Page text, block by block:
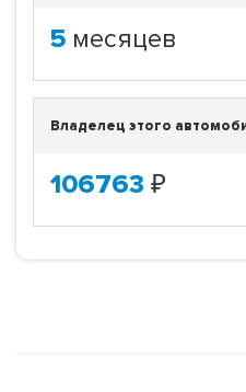
5 месяцев
Владелец этого
106763 ₽